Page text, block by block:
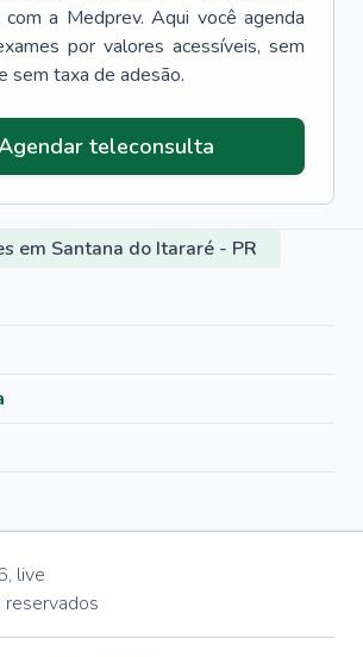
a Medprev. Aqui você agenda
por valores acessíveis, sem
sem taxa de adesão.
teleconsulta
em Santana do Itararé - PR
, live